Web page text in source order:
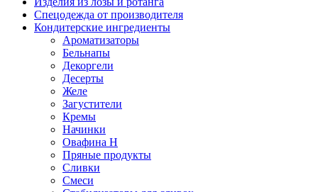
Спецодежда от производителя
Кондитерские ингредиенты
Ароматизаторы
Бельнапы
Декоргели
Десерты
Желe
Загустители
Кремы
Начинки
Овафина Н
Пряные продукты
Сливки
Смеси